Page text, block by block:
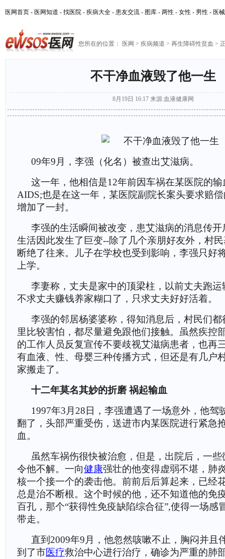
医网首页 - 医网知道 - 找医院 - 疾病大全 - 患友交流 - 图库 - 两性 - 女性 - 男性 - 医
您所在的位置： 医网 > 疾病频道 > 再生障碍性贫血 >
不干净血液毁了他一生
8月19日 16:17 来源:血液健康网
09年9月，李强（化名）被查出艾滋病。
这一年，他相信是12年前因车祸在某医院的
AIDS;也是在这一年，某医院副院长案头要求赔
增加了一封。
李强的生活瞬间被改变，患艾滋病的消息传
生活因此发生了巨变--除了几个亲朋好友外，村
断绝了往来。儿子在学校也受到影响，李强只好
上学。
李妻称，丈夫是家中的顶梁柱，以前丈夫跑
不求丈夫赚钱养家糊口了，只求丈夫好好活着。
李强的邻居杨婆婆称，得知消息后，村民们
里比较害怕，都尽量避免跟他们接触。虽然疾控
的工作人员反复宣传不要歧视艾滋病患者，也再
有血液、性、母婴三种传播方式，但还是有几户
家搬走了。
十二年莫名其妙的折磨 祸起输血
1997年3月28日，李强遭遇了一场意外，他驾
翻了，头部严重受伤，送进市内某医院进行紧急
血。
虽然车祸伤很快被治愈，但是，出院后，一
令他不解。一向健康强壮的他变得虚弱不堪，肺
核一个接一个的袭击他。前前后后算起来，已经
总是治不断根。这个时候的他，还不知道他的免
百孔，那个“获得性免疫缺陷综合征”,使得一场感
带走。
直到2009年9月，他忽然咳嗽不止，胸闷并且
到了市医疗救治中心进行治疗，确诊为严重的肺